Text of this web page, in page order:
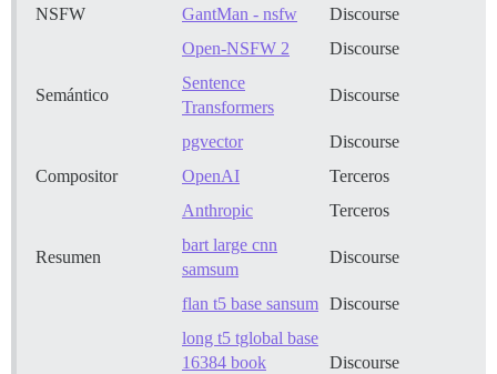
NSFW GantMan - nsfw
Discourse
Open-NSFW 2
Discourse
Semántico
Sentence
Transformers
Discourse
pgvector
Discourse
Compositor
OpenAI
Terceros
Anthropic
Terceros
Resumen
bart large cnn
samsum
Discourse
flan t5 base sansum Discourse
long t5 tglobal base
16384 book
Discourse